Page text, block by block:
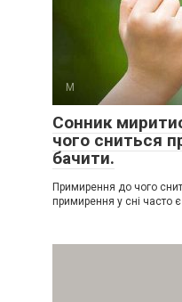
М
Сонник
чого сниться
бачити.
Примирення до чого
примирення у сні часто